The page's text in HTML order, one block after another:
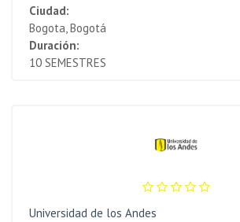
Ciudad:
Bogota, Bogotá
Duración:
10 SEMESTRES
Universidad de los Andes